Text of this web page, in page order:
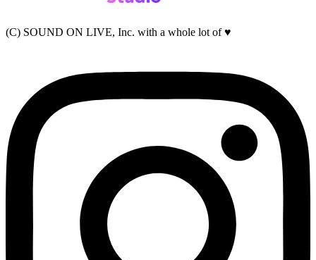
(C) SOUND ON LIVE, Inc. with a whole lot of ♥